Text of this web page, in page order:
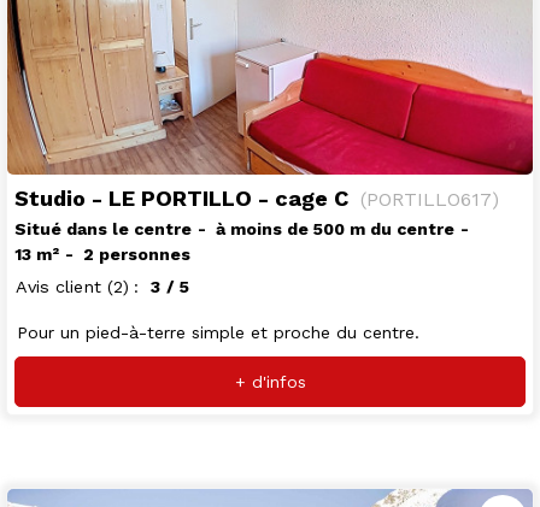
Studio - LE PORTILLO - cage C (PORTILLO617)
Situé dans le centre
à moins de 500 m du centre
13 m²
2 personnes
Avis client (2) 3 / 5
Pour un pied-à-terre simple et proche du centre.
+ d'infos